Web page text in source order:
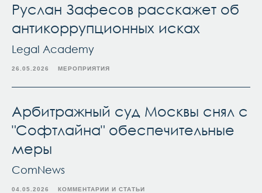
Руслан Зафесов расскажет об
антикоррупционных исках
Legal Academy
26.05.2026 МЕРОПРИЯТИЯ
Арбитражный суд Москвы снял с
"Софтлайна" обеспечительные
меры
ComNews
04.05.2026 КОММЕНТАРИИ И СТАТЬИ